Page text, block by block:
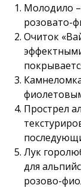
Молодило –
розовато-
Очиток
Прострел
Лук
для
розово-